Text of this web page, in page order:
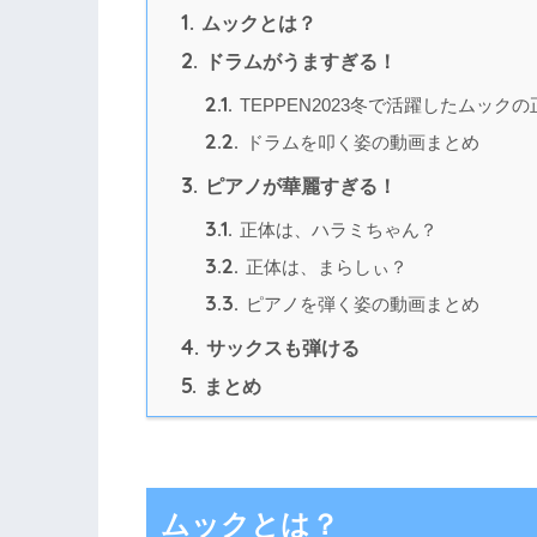
1. ムックとは？
2. ドラムがうますぎる！
2.1. TEPPEN2023冬で活躍したムックの
2.2. ドラムを叩く姿の動画まとめ
3. ピアノが華麗すぎる！
3.1. 正体は、ハラミちゃん？
3.2. 正体は、まらしぃ？
3.3. ピアノを弾く姿の動画まとめ
4. サックスも弾ける
5. まとめ
ムックとは？